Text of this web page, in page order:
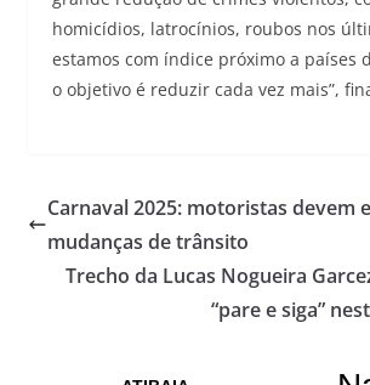
homicídios, latrocínios, roubos nos
estamos com índice próximo a países
o objetivo é reduzir cada vez mais”,
Carnaval 2025: motoristas devem
mudanças de trânsito
Trecho da Lucas Nogueira
“pare e siga”